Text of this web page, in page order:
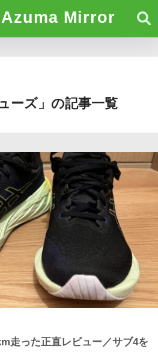
Mirror
ーズ」の記事一覧
走った正直レビュー／サブ4を